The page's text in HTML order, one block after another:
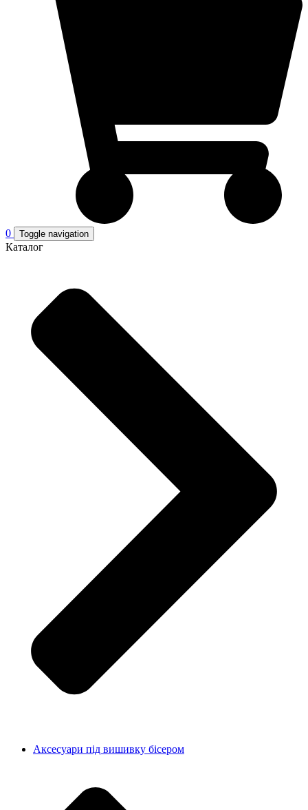
0 Toggle navigation
Каталог
Аксесуари під вишивку бісером